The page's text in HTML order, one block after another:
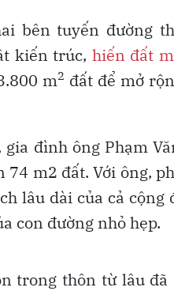
bên tuyến đường
kiến trúc, hiến đất
m2 đất để mở
đình ông Phạm
74 m2 đất. Với ông,
lâu dài của cả
con đường nhỏ hẹp.
trong thôn từ lâu